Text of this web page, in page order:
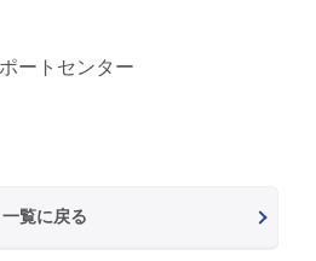
ートセンター
一覧に戻る